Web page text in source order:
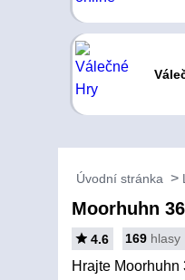
Úvodní stránka
Moorhuhn
4.6 169 hlasy
Hrajte Moorhuhn